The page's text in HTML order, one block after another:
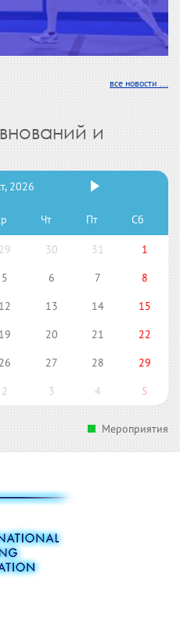
все новости ...
и
2026
Чт Пт Сб
29 30 31
1
5 6 7
8
12 13 14
15
19 20 21
22
26 27 28
29
2 3 4 5
Мероприятия